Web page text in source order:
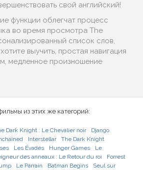
свой английский!
функции облегчат процесс
во время просмотра The
список слов,
выучить, простая навигация
медленное произношение
из этих же категорий:
Dark Knight : Le Chevalier noir
Django
Interstellar
The Dark Knight
Les Évadés Hunger Games
Le
des anneaux : Le Retour du roi
Forrest
Le Parrain Batman Begins
Seul sur